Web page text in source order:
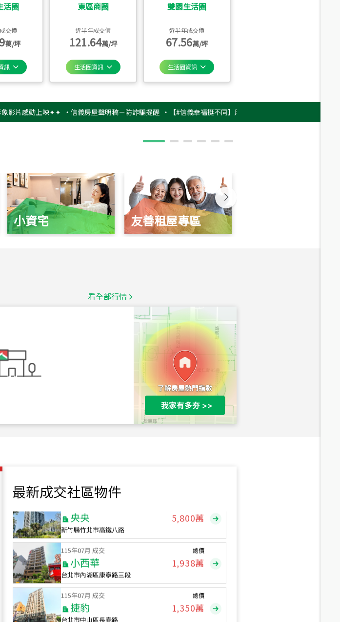
活圈
交價
萬/坪
訊
東區商圈
近半年成交價
121.64萬/坪
生活圈資訊
雙園生活圈
近半年成交價
67.56萬/坪
生活圈資訊
動上映✦✦ ‧信義房屋聲明稿－防詐騙提醒 ‧【#信義幸福挺不同】用實力，讓升職免抽號碼牌！最新雇主品
小資宅 友善租屋專區
看全部行情
最新成交社區物件
台北市中山區長春路
1,020萬
總價
490萬
總價
1,808萬
115年07月 成交
新竹縣竹北市高鐵八路
115年07月 成交
小西華
台北市內湖區康寧路三段
總價
1,938萬
115年07月 成交
捷豹
台北市中山區長春路
總價
1,350萬